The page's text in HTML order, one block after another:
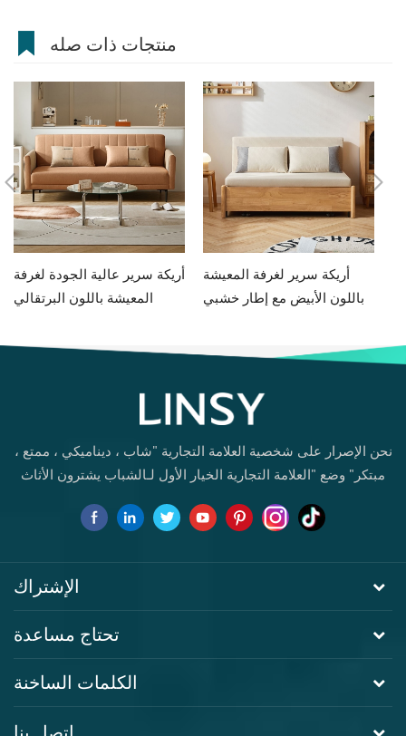
منتجات ذات صله
أريكة سرير عالية الجودة لغرفة
المعيشة باللون البرتقالي
أريكة سرير لغرفة المعيشة
باللون الأبيض مع إطار خشبي
نحن الإصرار على شخصية العلامة التجارية "شاب ، ديناميكي ، ممتع ،
مبتكر" وضع "العلامة التجارية الخيار الأول لـالشباب يشترون الأثاث
الإشتراك
تحتاج مساعدة
الكلمات الساخنة